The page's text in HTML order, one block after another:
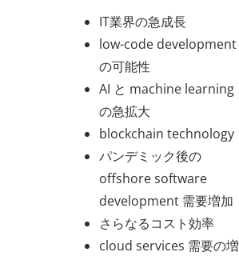
IT業界の急成長
low-code development
の可能性
AI と machine learning
の急拡大
blockchain technology
パンデミック後の
offshore software
development 需要増加
さらなるコスト効率
cloud services 需要の増